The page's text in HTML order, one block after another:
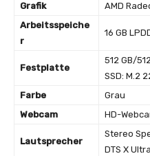
Grafik
AMD
Arbeitsspeiche
r
16 GB
Festplatte
512 GB/
SSD: M.2
Farbe
Grau
Webcam
HD-
Lautsprecher
Stereo
DTS X Ultra